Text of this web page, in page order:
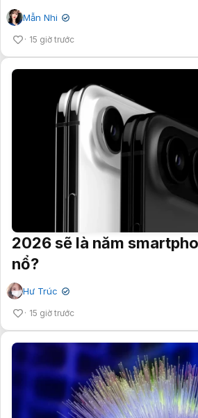
Mẫn Nhi ✔
15 giờ trước
2026 sẽ là năm
nổ?
Hư Trúc ✔
15 giờ trước